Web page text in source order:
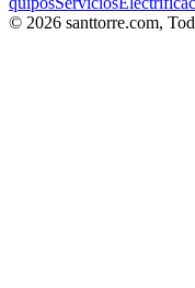
© 2026 santtorre.com,